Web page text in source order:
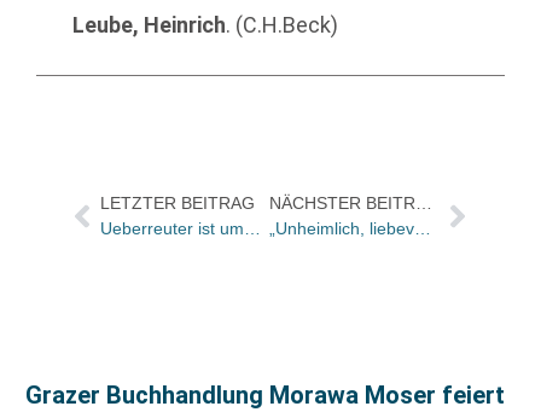
Leube, Heinrich. (C.H.Beck)
LETZTER BEITRAG
Grazer Buchhandlung Morawa Moser feiert